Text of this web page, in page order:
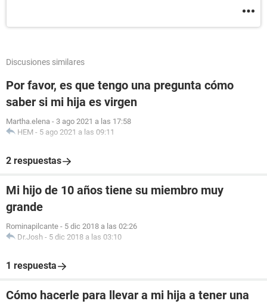
Discusiones similares
Por favor, es que tengo una pregunta cómo
saber si mi hija es virgen
Martha.elena - 3 ago 2021 a las 17:58
HEM - 5 ago 2021 a las 09:11
2 respuestas
Mi hijo de 10 años tiene su miembro muy
grande
Rominapilcante - 5 dic 2018 a las 02:26
Dr.Josh - 5 dic 2018 a las 03:10
1 respuesta
Cómo hacerle para llevar a mi hija a tener una